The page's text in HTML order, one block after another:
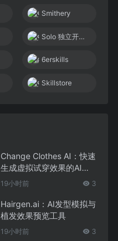
Smithery
Solo 独立开发者社区
6erskills
Skillstore
Change Clothes AI：快速
生成虚拟试穿效果的AI换
装工具
19小时前 3
Hairgen.ai：AI发型模拟与
植发效果预览工具
19小时前 3